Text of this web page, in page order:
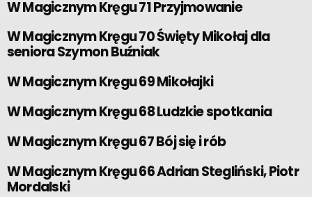
W Magicznym Kręgu 71 Przyjmowanie
W Magicznym Kręgu 70 Święty Mikołaj dla
seniora Szymon Buźniak
W Magicznym Kręgu 69 Mikołajki
W Magicznym Kręgu 68 Ludzkie spotkania
W Magicznym Kręgu 67 Bój się i rób
W Magicznym Kręgu 66 Adrian Stegliński, Piotr
Mordalski